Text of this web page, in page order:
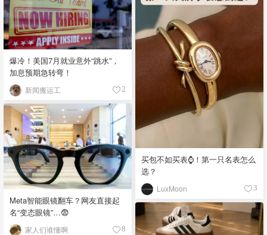
爆冷！美国7月就业意外“跳水”，
加息预期急转弯！
新闻搬运工 2
买包不如买表⌚️！第一只名表怎么
选？
LuxMoon 3
Meta智能眼镜翻车？网友直接起
名“变态眼镜”…😨
家人们谁懂啊 8